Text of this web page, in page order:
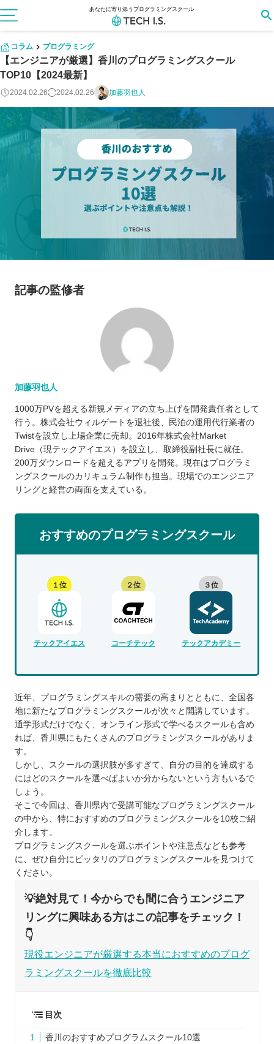
あなたに寄り添うプログラミングスクール
コラム プログラミング
【エンジニアが厳選】香川のプログラミングスクール
TOP10【2024最新】
2024.02.26 2024.02.26 加藤羽也人
記事の監修者
加藤羽也人
1000万PVを超える新規メディアの立ち上げを開発責任者として
行う。株式会社ウィルゲートを退社後、民泊の運用代行業者の
Twistを設立し上場企業に売却。2016年株式会社Market
Drive（現テックアイエス）を設立し、取締役副社長に就任。
200万ダウンロードを超えるアプリを開発。現在はプログラミ
ングスクールのカリキュラム制作も担当。現場でのエンジニア
リングと経営の両面を支えている。
おすすめのプログラミングスクール
１位
テックアイエス
２位
コーチテック
３位
テックアカデミー
近年、プログラミングスキルの需要の高まりとともに、全国各
地に新たなプログラミングスクールが次々と開講しています。
通学形式だけでなく、オンライン形式で学べるスクールも含め
れば、香川県にもたくさんのプログラミングスクールがありま
す。
しかし、スクールの選択肢が多すぎて、自分の目的を達成する
にはどのスクールを選べばよいか分からないという方もいるで
しょう。
そこで今回は、香川県内で受講可能なプログラミングスクール
の中から、特におすすめのプログラミングスクールを10校ご紹
介します。
プログラミングスクールを選ぶポイントや注意点なども参考
に、ぜひ自分にピッタリのプログラミングスクールを見つけて
ください。
💡絶対見て！今からでも間に合うエンジニア
リングに興味ある方はこの記事をチェック！
👇
現役エンジニアが厳選する本当におすすめのプログ
ラミングスクールを徹底比較
目次
香川のおすすめプログラムスクール10選